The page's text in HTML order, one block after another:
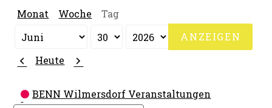
Monat Woche Tag
Monat
Tag
Jahr
Zurück
Heute Weiter
Kategorien
BENN Wilmersdorf Veranstaltungen